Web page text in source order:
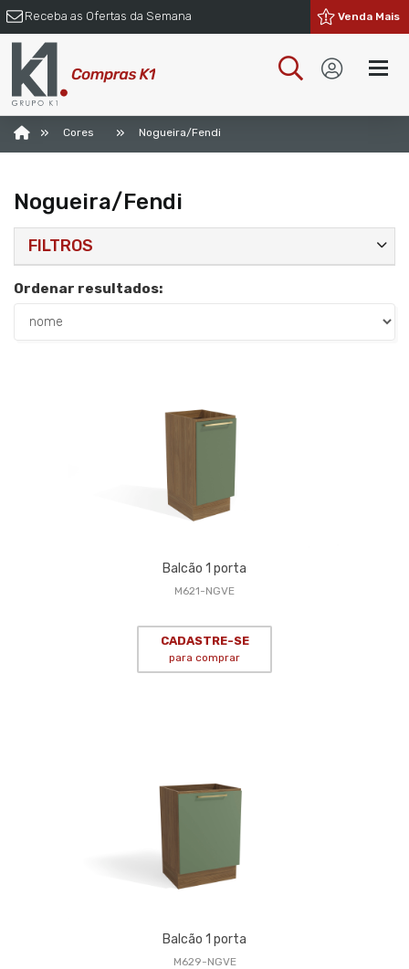
Receba as Ofertas da Semana Venda Mais
» Cores » Nogueira/Fendi
Nogueira/Fendi
FILTROS
Ordenar resultados:
Balcão 1 porta
M621-NGVE
CADASTRE-SE
para comprar
Balcão 1 porta
M629-NGVE